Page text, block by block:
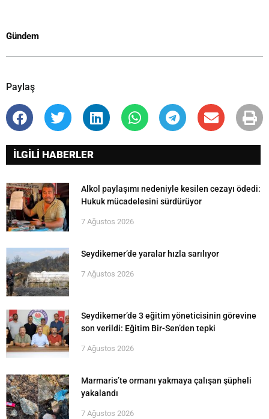
Gündem
Paylaş
İLGİLİ HABERLER
Alkol paylaşımı nedeniyle kesilen cezayı ödedi:
Hukuk mücadelesini sürdürüyor
7 Ağustos 2026
Seydikemer’de yaralar hızla sarılıyor
7 Ağustos 2026
Seydikemer’de 3 eğitim yöneticisinin görevine
son verildi: Eğitim Bir-Sen’den tepki
7 Ağustos 2026
Marmaris’te ormanı yakmaya çalışan şüpheli
yakalandı
7 Ağustos 2026